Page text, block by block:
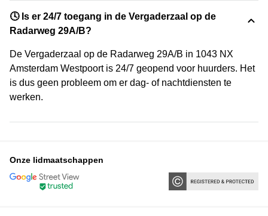
🕓 Is er 24/7 toegang in de Vergaderzaal op de
Radarweg 29A/B?
De Vergaderzaal op de Radarweg 29A/B in 1043 NX
Amsterdam Westpoort is 24/7 geopend voor huurders. Het
is dus geen probleem om er dag- of nachtdiensten te
werken.
Onze lidmaatschappen